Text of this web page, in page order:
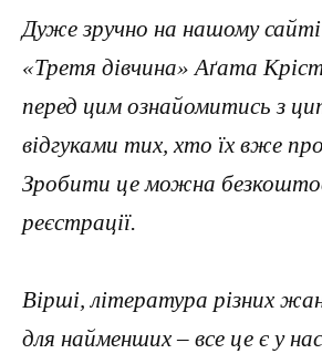
Дуже зручно на нашому
«Третя дівчина» Аґата
перед цим ознайомитись з
відгуками тих, хто їх вже
Зробити це можна
реєстрації.
Вірші, література різних
для найменших – все це є у